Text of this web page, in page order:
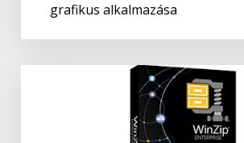
grafikus alkalmazása